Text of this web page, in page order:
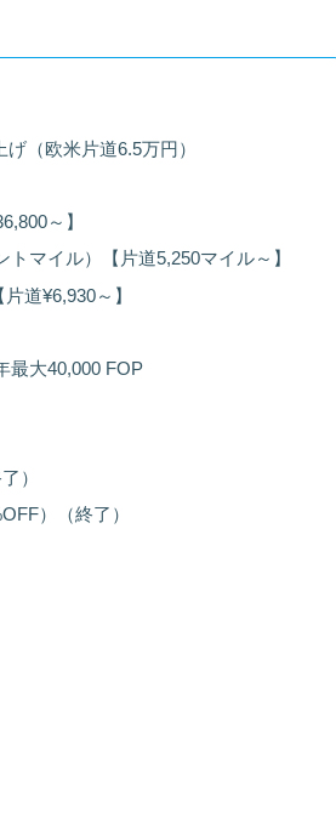
（欧米片道6.5万円）
～】
マイル）【片道5,250マイル～】
道¥6,930～】
最大40,000 FOP
）
）（終了）